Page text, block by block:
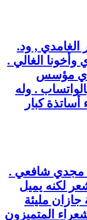
الغامدي , ود.
الغالي .
مؤسس
. وله
كبار
. مجدي شافعي .
لكنه يميل
مليئة
المتميزون